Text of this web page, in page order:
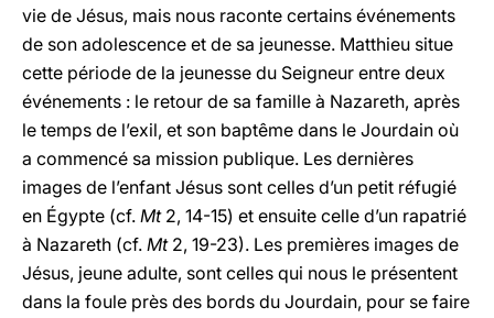
vie de Jésus, mais nous raconte certains événements
de son adolescence et de sa jeunesse. Matthieu situe
cette période de la jeunesse du Seigneur entre deux
événements : le retour de sa famille à Nazareth, après
le temps de l’exil, et son baptême dans le Jourdain où
a commencé sa mission publique. Les dernières
images de l’enfant Jésus sont celles d’un petit réfugié
en Égypte (cf. Mt2, 14-15) et ensuite celle d’un rapatrié
à Nazareth (cf. Mt2, 19-23). Les premières images de
Jésus, jeune adulte, sont celles qui nous le présentent
dans la foule près des bords du Jourdain, pour se faire